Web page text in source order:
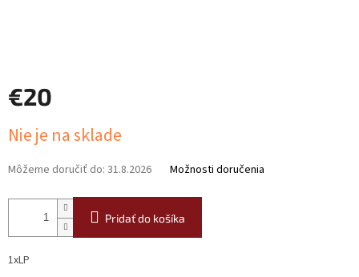
€20
cena:
Nie je na sklade
Môžeme doručiť do: 31.8.2026 Možnosti doručenia
Pridať do košíka
1xLP